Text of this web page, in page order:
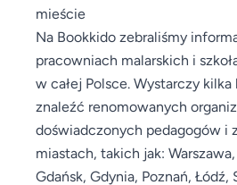
mieście
Na Bookkido zebraliśmy
pracowniach malarskich i
w całej Polsce. Wystarczy
znaleźć renomowanych
doświadczonych pedagogów i
miastach, takich jak:
Gdańsk, Gdynia, Poznań, Łódź,